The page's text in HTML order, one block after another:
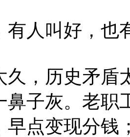
有人叫好，也
久，历史矛盾
鼻子灰。老职
早点变现分钱